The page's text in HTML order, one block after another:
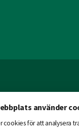
använder
cookies för att analysera